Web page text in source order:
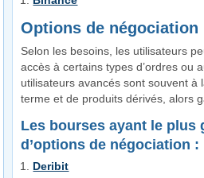
Options de négociation
Selon les besoins, les utilisateurs
accès à certains types d’ordres ou
utilisateurs avancés sont souvent à
terme et de produits dérivés, alors
Les bourses ayant le plus
d’options de négociation :
Deribit